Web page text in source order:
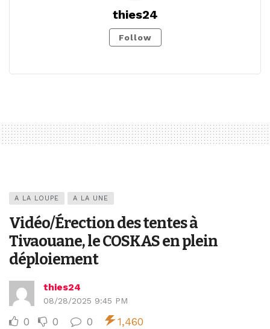
thies24
Follow
A LA LOUPE A LA UNE
Vidéo/Érection des tentes à
Tivaouane, le COSKAS en plein
déploiement
thies24
08/28/2025 9:45 PM
0 0 0 1,460